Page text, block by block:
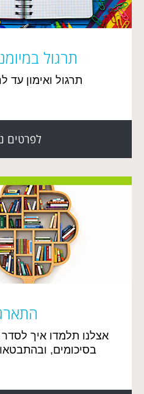
תרגול
תרגול ואימון עד
לפרטים
אצלנו תלמדו איך
בסיכומים,